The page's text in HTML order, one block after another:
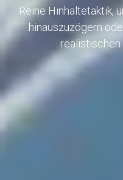
Reine Hinhaltetaktik,
hinauszuzögern
realistischen